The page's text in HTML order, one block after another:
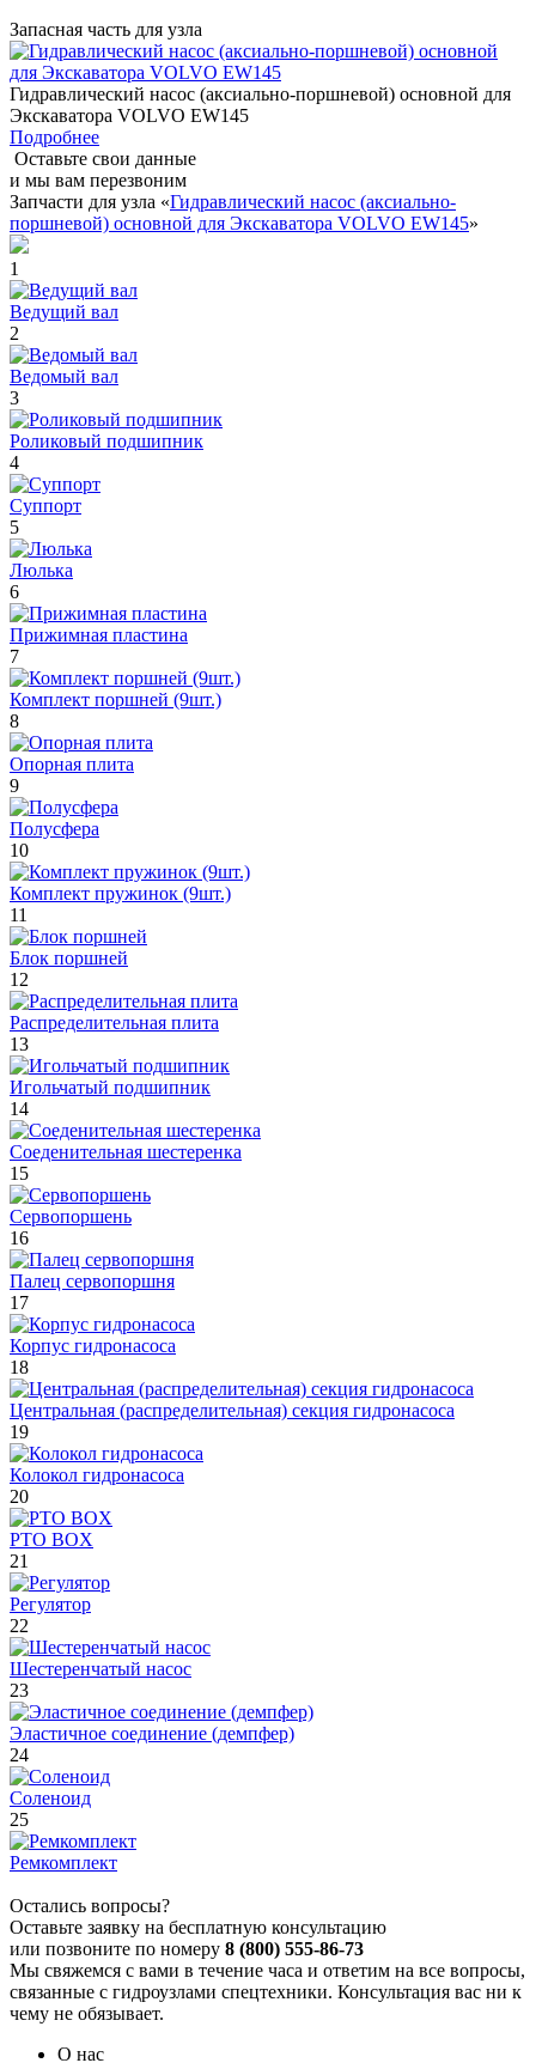
Запасная часть для узла
Гидравлический насос (аксиально-поршневой) основной для
Экскаватора VOLVO EW145
Подробнее
Оставьте свои данные
и мы вам перезвоним
Запчасти для узла «Гидравлический насос (аксиально-
поршневой) основной для Экскаватора VOLVO EW145»
1
Ведущий вал
2
Ведомый вал
3
Роликовый подшипник
4
Суппорт
5
Люлька
6
Прижимная пластина
7
Комплект поршней (9шт.)
8
Опорная плита
9
Полусфера
10
Комплект пружинок (9шт.)
11
Блок поршней
12
Распределительная плита
13
Игольчатый подшипник
14
Соеденительная шестеренка
15
Сервопоршень
16
Палец сервопоршня
17
Корпус гидронасоса
18
Центральная (распределительная) секция гидронасоса
19
Колокол гидронасоса
20
PTO BOX
21
Регулятор
22
Шестеренчатый насос
23
Эластичное соединение (демпфер)
24
Соленоид
25
Ремкомплект
Остались вопросы?
Оставьте заявку на бесплатную консультацию
или позвоните по номеру 8 (800) 555-86-73
Мы свяжемся с вами в течение часа и ответим на все вопросы,
связанные с гидроузлами спецтехники. Консультация вас ни к
чему не обязывает.
О нас